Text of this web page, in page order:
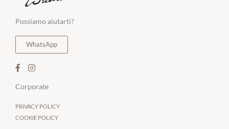
Possiamo aiutarti?
WhatsApp
Corporate
PRIVACY POLICY
COOKIE POLICY